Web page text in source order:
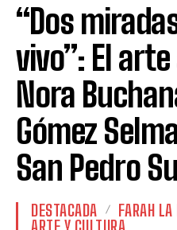
“Dos
vivo”: El
Nora
Gómez
San Pedro
DESTACADA
FARAH
ARTE Y CULTURA